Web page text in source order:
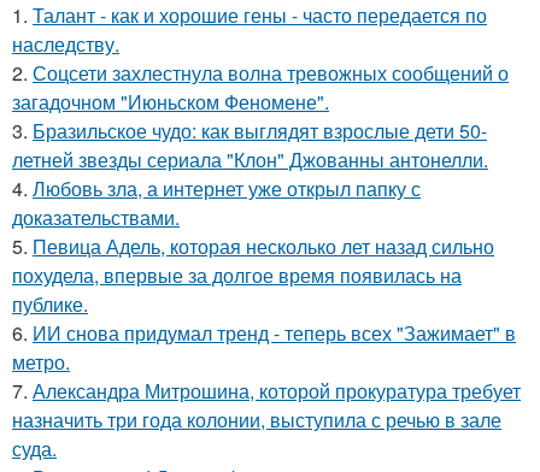
1. Талант - как и хорошие гены - часто передается по
наследству.
2. Соцсети захлестнула волна тревожных сообщений о
загадочном "Июньском Феномене".
3. Бразильское чудо: как выглядят взрослые дети 50-
летней звезды сериала "Клон" Джованны антонелли.
4. Любовь зла, а интернет уже открыл папку с
доказательствами.
5. Певица Адель, которая несколько лет назад сильно
похудела, впервые за долгое время появилась на
публике.
6. ИИ снова придумал тренд - теперь всех "Зажимает" в
метро.
7. Александра Митрошина, которой прокуратура требует
назначить три года колонии, выступила с речью в зале
суда.